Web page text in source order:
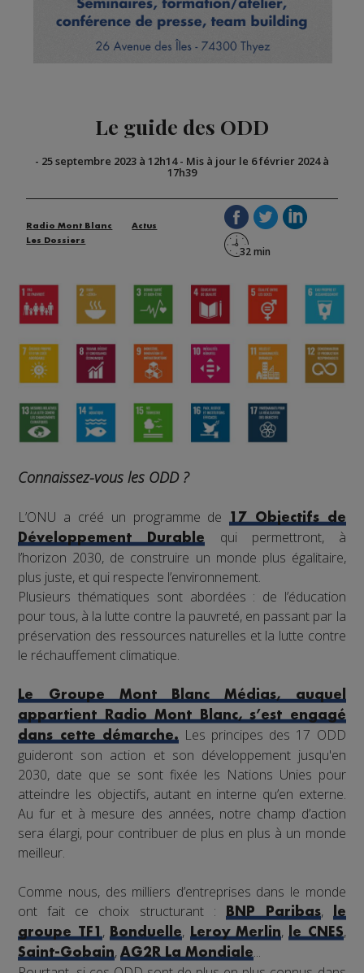
Le guide des ODD
- 25 septembre 2023 à 12h14- Mis à jour le 6 février 2024 à
17h39
Radio Mont Blanc
Actus
Les Dossiers
Connaissez-vous les ODD ?
L’ONU a créé un programme de17 Objectifs de
Développement Durable
qui permettront, à
l’horizon 2030, de construire un monde plus égalitaire,
plus juste, et qui respecte l’environnement.
Plusieurs thématiques sont abordées : de l’éducation
pour tous, à la lutte contre la pauvreté, en passant par la
préservation des ressources naturelles et la lutte contre
le réchauffement climatique.
Le Groupe Mont Blanc Médias, auquel
appartient Radio Mont Blanc, s’est engagé
dans cette démarche.Les principes des 17 ODD
guideront son action et son développement jusqu'en
2030, date que se sont fixée les Nations Unies pour
atteindre les objectifs, autant en interne qu’en externe.
Au fur et à mesure des années, notre champ d’action
sera élargi, pour contribuer de plus en plus à un monde
meilleur.
Comme nous, des milliers d’entreprises dans le monde
ont fait ce choix structurant :
BNP Paribas,
le
groupe TF1,Bonduelle, Leroy Merlin,le CNES,
Saint-Gobain,AG2R La Mondiale...